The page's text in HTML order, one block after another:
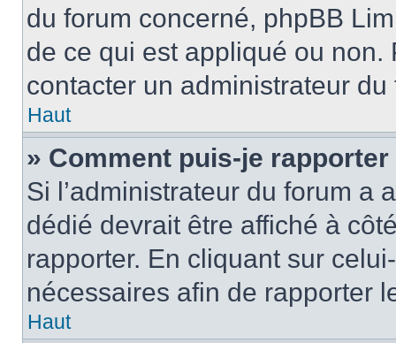
du forum concerné, phpBB
de ce qui est appliqué ou non.
contacter un administrateur du
Haut
» Comment puis-je
Si l’administrateur du forum a
dédié devrait être affiché à
rapporter. En cliquant sur
nécessaires afin de rapporter
Haut